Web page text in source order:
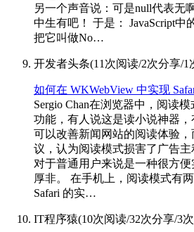
另一个声音说：可是null代表无
中生有吧！ 于是： JavaScript中
把它叫做No…
开发者头条(11次阅读/2次分享/1
如何在 WKWebView 中实现
Sergio Chan在浏览器中，阅读
功能，有人说这是读小说神器
可以改善新闻网站的阅读体验
议，认为阅读模式损害了广告
对于普通用户来说是一种很方
厚非。 在手机上，阅读模式有
Safari 的实…
IT程序猿(10次阅读/32次分享/3